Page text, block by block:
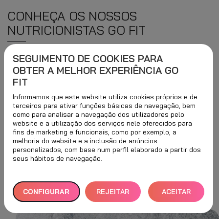
CONHEÇA OS NOSSOS
NUTRICIONISTAS GO FIT
Marque consulta com o seu novo
nutricionista e descubra o quão fácil é
cuidar da sua alimentação no Natal.
Mediante um teste debioimpedância elétrica e uma
série de testes antropométricosnão invasivos,
poderemos avaliar a sua composição corporal, que está
diretamente relacionada com o seu estado de saúde e
nutricional. Obtemos dados tão importantes como o
nível de massa gorda, massa muscular, água, minerais,
etc.
SEGUIMENTO DE COOKIES PARA
OBTER A MELHOR EXPERIÊNCIA GO
FIT
Informamos que este website utiliza cookies próprios e de
terceiros para ativar funções básicas de navegação, bem
como para analisar a navegação dos utilizadores pelo
website e a utilização dos serviços nele oferecidos para
fins de marketing e funcionais, como por exemplo, a
melhoria do website e a inclusão de anúncios
personalizados, com base num perfil elaborado a partir dos
seus hábitos de navegação.
CONFIGURAR REJEITAR
TUDO
ACEITAR
TODOS